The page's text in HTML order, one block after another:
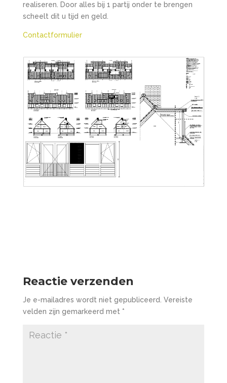
realiseren. Door alles bij 1 partij onder te brengen
scheelt dit u tijd en geld.
Contactformulier
Reactie verzenden
Je e-mailadres wordt niet gepubliceerd. Vereiste
velden zijn gemarkeerd met *